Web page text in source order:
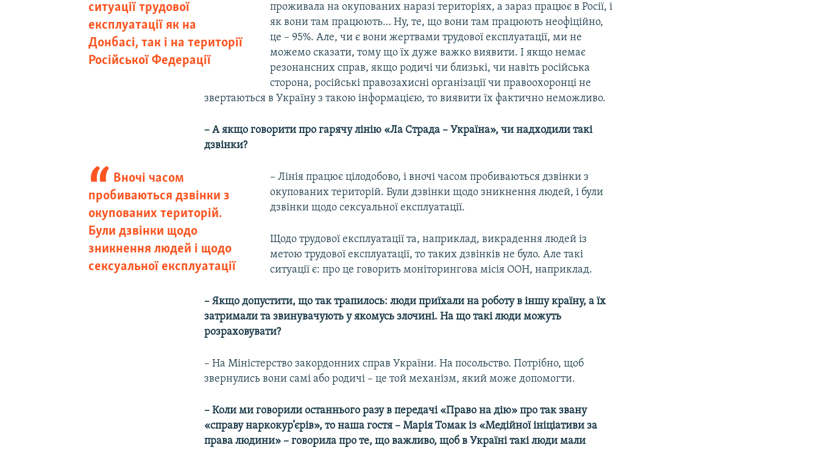
ситуації трудової
експлуатації як на
Донбасі, так і на території
Російської Федерації
проживала на окупованих наразі територіях, а зараз працює в Росії, і
як вони там працюють… Ну, те, що вони там працюють неофіційно,
це – 95%. Але, чи є вони жертвами трудової експлуатації, ми не
можемо сказати, тому що їх дуже важко виявити. І якщо немає
резонансних справ, якщо родичі чи близькі, чи навіть російська
сторона, російські правозахисні організації чи правоохоронці не
звертаються в Україну з такою інформацією, то виявити їх фактично неможливо.
– А якщо говорити про гарячу лінію «Ла Страда – Україна», чи надходили такі
дзвінки?
Вночі часом
пробиваються дзвінки з
окупованих територій.
Були дзвінки щодо
зникнення людей і щодо
сексуальної експлуатації
– Лінія працює цілодобово, і вночі часом пробиваються дзвінки з
окупованих територій. Були дзвінки щодо зникнення людей, і були
дзвінки щодо сексуальної експлуатації.
Щодо трудової експлуатації та, наприклад, викрадення людей із
метою трудової експлуатації, то таких дзвінків не було. Але такі
ситуації є: про це говорить моніторингова місія ООН, наприклад.
– Якщо допустити, що так трапилось: люди приїхали на роботу в іншу країну, а їх
затримали та звинувачують у якомусь злочині. На що такі люди можуть
розраховувати?
– На Міністерство закордонних справ України. На посольство. Потрібно, щоб
звернулись вони самі або родичі – це той механізм, який може допомогти.
– Коли ми говорили останнього разу в передачі «Право на дію» про так звану
«справу наркокур’єрів», то наша гостя – Марія Томак із «Медійної ініціативи за
права людини» – говорила про те, що важливо, щоб в Україні такі люди мали